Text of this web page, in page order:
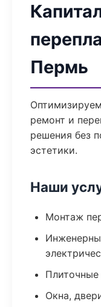
Пермь
ремонт и
решения без
эстетики.
Наши
Монтаж
Окна,